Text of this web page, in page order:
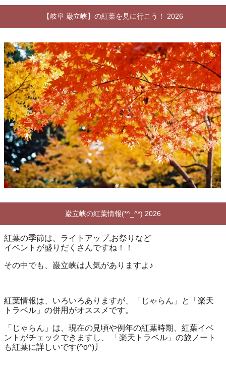
【岐阜 巌立峡】の紅葉を見に行こう！ 2026
巌立峡の紅葉情報(*^_^*) 2026
紅葉の季節は、ライトアップ,お祭りなど
イベントが盛りだくさんですね！！
その中でも、巌立峡は人気がありますよ♪
紅葉情報は、いろいろありますが、「じゃらん」と「楽天
トラベル」の併用がオススメです。
「じゃらん」は、現在の見頃や例年の紅葉時期、紅葉イベ
ントがチェックできますし、 「楽天トラベル」の旅ノート
も紅葉に詳しいです(^o^)丿